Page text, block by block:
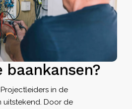
baankansen?
in de
uitstekend. Door de